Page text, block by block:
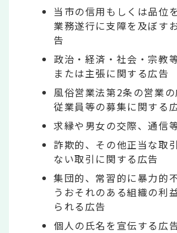
当市の信用もしくは品位
業務遂行に支障を及ぼす
告
政治・経済・社会・宗教
または主張に関する広告
風俗営業法第2条の営業
従業員等の募集に関する
求縁や男女の交際、通信
詐欺的、その他正当な取
ない取引に関する広告
集団的、常習的に暴力的
うおそれのある組織の利
られる広告
個人の氏名を宣伝する広